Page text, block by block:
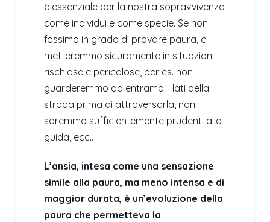
è essenziale per la nostra sopravvivenza
come individui e come specie. Se non
fossimo in grado di provare paura, ci
metteremmo sicuramente in situazioni
rischiose e pericolose, per es. non
guarderemmo da entrambi i lati della
strada prima di attraversarla, non
saremmo sufficientemente prudenti alla
guida, ecc..
L’ansia, intesa come una sensazione
simile alla paura, ma meno intensa e di
maggior durata, è un’evoluzione della
paura che permetteva la